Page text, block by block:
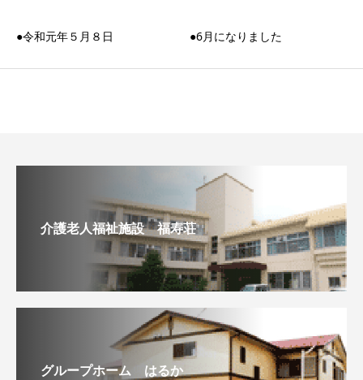
●令和元年５月８日 ●6月になりました
介護老人福祉施設 福寿荘
グループホーム はるか